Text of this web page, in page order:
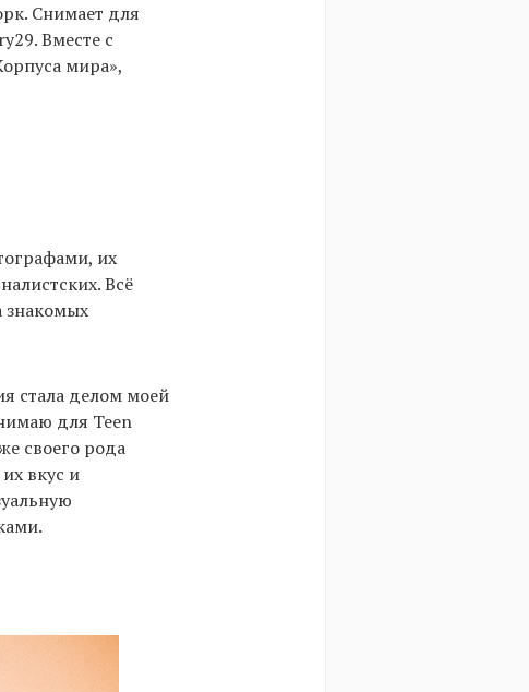
Снимает для
Вместе с
мира»,
их
Всё
знакомых
стала делом моей
для Teen
своего рода
вкус и